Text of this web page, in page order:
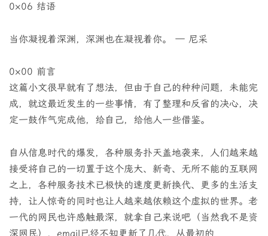
0×06 结语
当你凝视着深渊，深渊也在凝视着你。 — 尼采
0×00 前言
这篇小文很早就有了想法，但由于自己的种种问题，未能完
成，就这最近发生的一些事情，有了整理和反省的决心，决
定一鼓作气完成他，给自己，给他人一些借鉴。
自从信息时代的爆发，各种服务扑天盖地袭来，人们越来越
接受将自己的一切置于这个庞大、新奇、无所不能的互联网
之上，各种服务技术已极快的速度更新换代、更多的生活支
持，让人惊奇的同时也让人越来越依赖这个虚拟的世界。老
一代的网民也许感触最深，就拿自己来说吧（当然我不是资
深网民），email已经不知更新了几代，从最初的